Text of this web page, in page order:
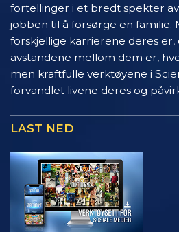
fortellinger i et bredt spekter
jobben til å forsørge en familie.
forskjellige karrierene deres er,
avstandene mellom dem er,
men kraftfulle verktøyene i
forvandlet livene deres og
LAST NED